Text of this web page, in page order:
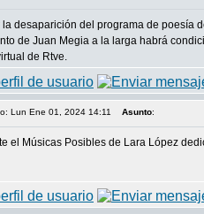
la desaparición del programa de poesía
de Juan Megia a la larga habrá
de Rtve.
Lun Ene 01, 2024 14:11 Asunto:
el Músicas Posibles de Lara López